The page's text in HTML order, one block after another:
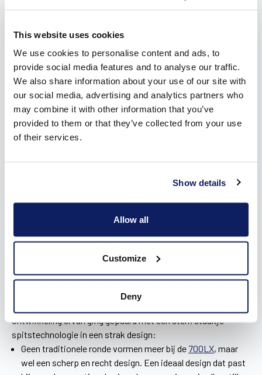
This website uses cookies
We use cookies to personalise content and ads, to
provide social media features and to analyse our traffic.
We also share information about your use of our site with
our social media, advertising and analytics partners who
may combine it with other information that you’ve
provided to them or that they’ve collected from your use
of their services.
Show details
Allow all
Customize
Deny
Kies uit drie types zonneluifels
ontwikkeling ervan ging gepaard met een sterk staaltje
spitstechnologie in een strak design:
Geen traditionele ronde vormen meer bij de 700LX, maar
wel een scherp en recht design. Een ideaal design dat past